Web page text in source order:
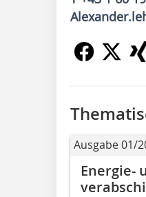
Ausgabe 01/
Energie-